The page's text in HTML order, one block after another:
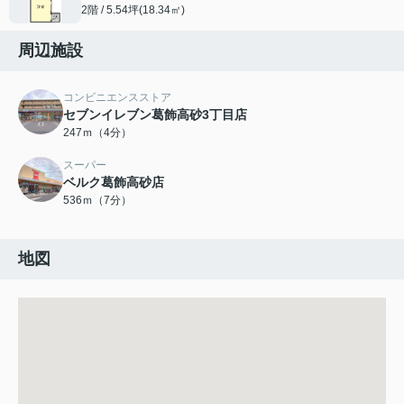
2階 / 5.54坪(18.34㎡)
周辺施設
コンビニエンスストア
セブンイレブン葛飾高砂3丁目店
247ｍ（4分）
スーパー
ベルク葛飾高砂店
536ｍ（7分）
地図